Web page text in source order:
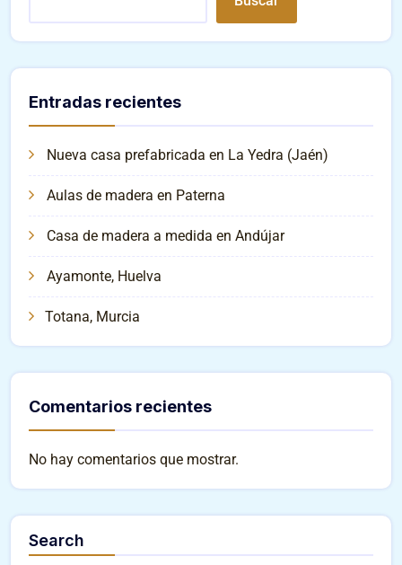
Entradas recientes
Nueva casa prefabricada en La Yedra (Jaén)
Aulas de madera en Paterna
Casa de madera a medida en Andújar
Ayamonte, Huelva
Totana, Murcia
Comentarios recientes
No hay comentarios que mostrar.
Search